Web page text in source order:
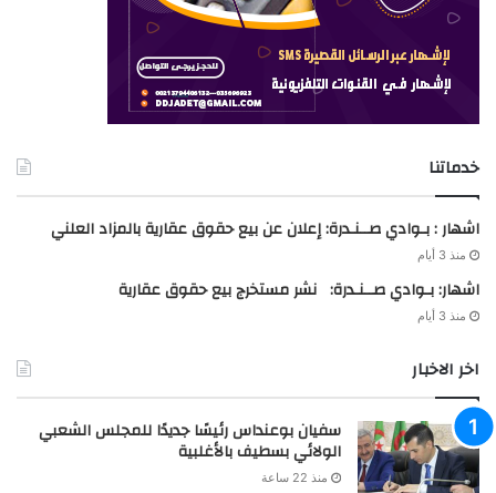
خدماتنا
اشهار : بـوادي صــنـدرة: إعلان عن بيع حقوق عقارية بالمزاد العلني
منذ 3 أيام
اشهار: بـوادي صــنـدرة: نشر مستخرج بيع حقوق عقارية
منذ 3 أيام
اخر الاخبار
سفيان بوعنداس رئيسًا جديدًا للمجلس الشعبي
الولائي بسطيف بالأغلبية
منذ 22 ساعة